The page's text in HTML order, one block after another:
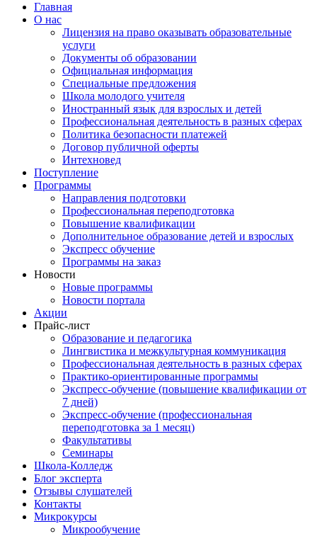
Главная
О нас
Лицензия на право оказывать образовательные
услуги
Документы об образовании
Официальная информация
Специальные предложения
Школа молодого учителя
Иностранный язык для взрослых и детей
Профессиональная деятельность в разных сферах
Политика безопасности платежей
Договор публичной оферты
Интехновед
Поступление
Программы
Направления подготовки
Профессиональная переподготовка
Повышение квалификации
Дополнительное образование детей и взрослых
Экспресс обучение
Программы на заказ
Новости
Новые программы
Новости портала
Акции
Прайс-лист
Образование и педагогика
Лингвистика и межкультурная коммуникация
Профессиональная деятельность в разных сферах
Практико-ориентированные программы
Экспресс-обучение (повышение квалификации от
7 дней)
Экспресс-обучение (профессиональная
переподготовка за 1 месяц)
Факультативы
Семинары
Школа-Колледж
Блог эксперта
Отзывы слушателей
Контакты
Микрокурсы
Микрообучение